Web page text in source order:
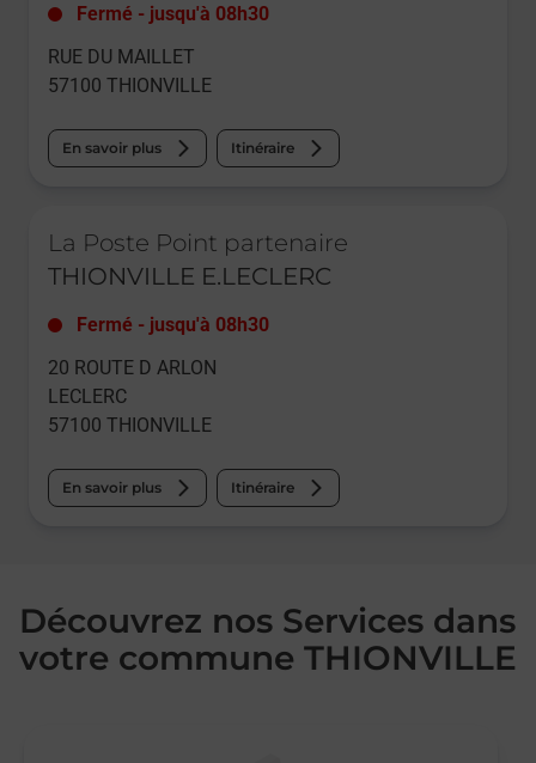
Fermé - jusqu'à 08h30
RUE DU MAILLET
57100 THIONVILLE
En savoir plus Itinéraire
La Poste Point partenaire
THIONVILLE E.LECLERC
Fermé - jusqu'à 08h30
20 ROUTE D ARLON
LECLERC
57100 THIONVILLE
En savoir plus Itinéraire
Découvrez nos Services dans
votre commune THIONVILLE